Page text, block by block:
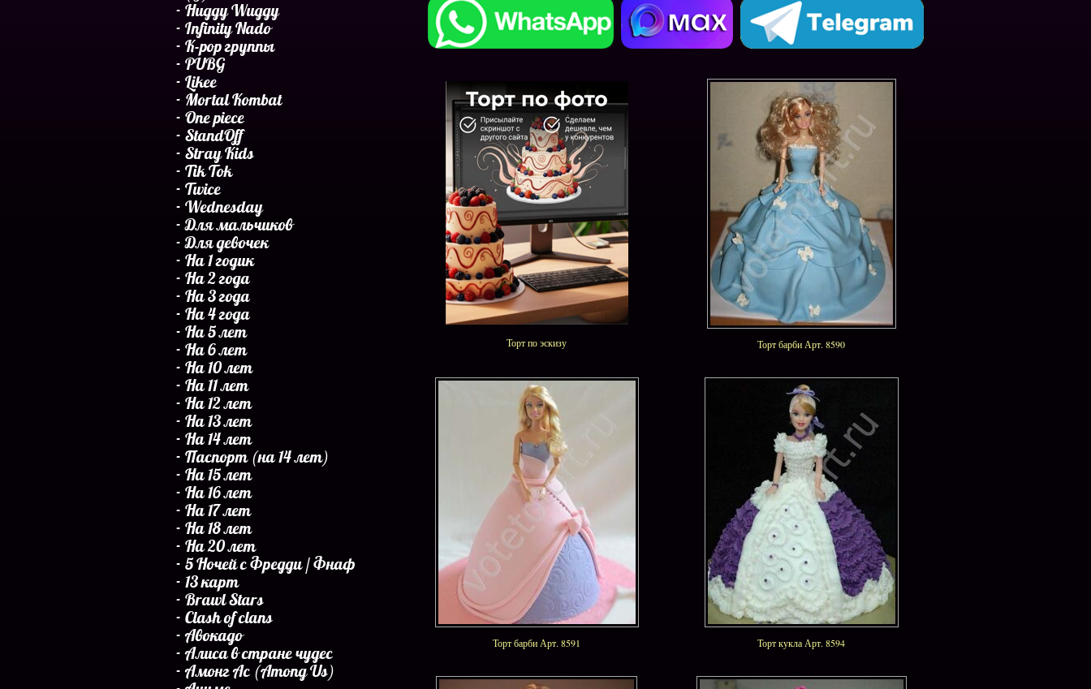
Huggy Wuggy
Infinity Nado
K-pop группы
PUBG
Likee
Mortal Kombat
One piece
StandOff
Stray Kids
Tik Tok
Twice
Wednesday
Для мальчиков
Для девочек
На 1 годик
На 2 года
На 3 года
На 4 года
На 5 лет
На 6 лет
На 10 лет
На 11 лет
На 12 лет
На 13 лет
На 14 лет
Паспорт (на 14 лет)
На 15 лет
На 16 лет
На 17 лет
На 18 лет
На 20 лет
5 Ночей с Фредди / Фнаф
13 карт
Brawl Stars
Clash of clans
Авокадо
Алиса в стране чудес
Амонг Ас (Among Us)
Торт по эскизу Торт барби Арт. 8590
Торт барби Арт. 8591 Торт кукла Арт. 8594